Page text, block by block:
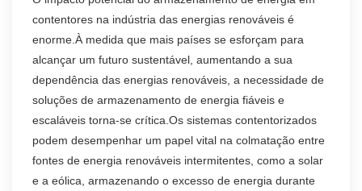
contentores na indústria das energias renováveis é
enorme.À medida que mais países se esforçam para
alcançar um futuro sustentável, aumentando a sua
dependência das energias renováveis, a necessidade de
soluções de armazenamento de energia fiáveis e
escaláveis torna-se crítica.Os sistemas contentorizados
podem desempenhar um papel vital na colmatação entre
fontes de energia renováveis intermitentes, como a solar
e a eólica, armazenando o excesso de energia durante